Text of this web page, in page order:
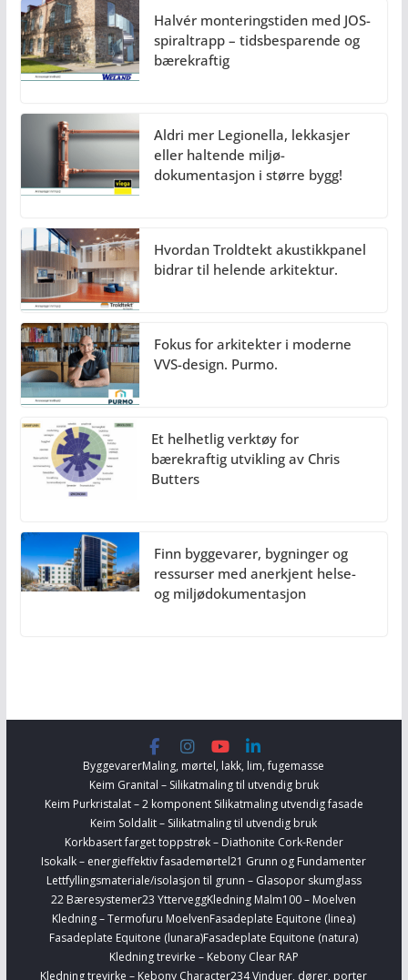
Halvér monteringstiden med JOS-
spiraltrapp – tidsbesparende og
bærekraftig
Aldri mer Legionella, lekkasjer
eller haltende miljø-
dokumentasjon i større bygg!
Hvordan Troldtekt akustikkpanel
bidrar til helende arkitektur.
Fokus for arkitekter i moderne
VVS-design. Purmo.
Et helhetlig verktøy for
bærekraftig utvikling av Chris
Butters
Finn byggevarer, bygninger og
ressurser med anerkjent helse-
og miljødokumentasjon
ByggevarerMaling, mørtel, lakk, lim, fugemasse
Keim Granital – Silikatmaling til utvendig bruk
Keim Purkristalat – 2 komponent Silikatmaling utvendig fasade
Keim Soldalit – Silikatmaling til utvendig bruk
Korkbasert farget toppstrøk – Diathonite Cork-Render
Isokalk – energieffektiv fasademørtel21 Grunn og Fundamenter
Lettfyllingsmateriale/isolasjon til grunn – Glasopor skumglass
22 Bæresystemer23 YtterveggKledning Malm100 – Moelven
Kledning – Termofuru MoelvenFasadeplate Equitone (linea)
Fasadeplate Equitone (lunara)Fasadeplate Equitone (natura)
Kledning trevirke – Kebony Clear RAP
Kledning trevirke – Kebony Character234 Vinduer, dører, porter